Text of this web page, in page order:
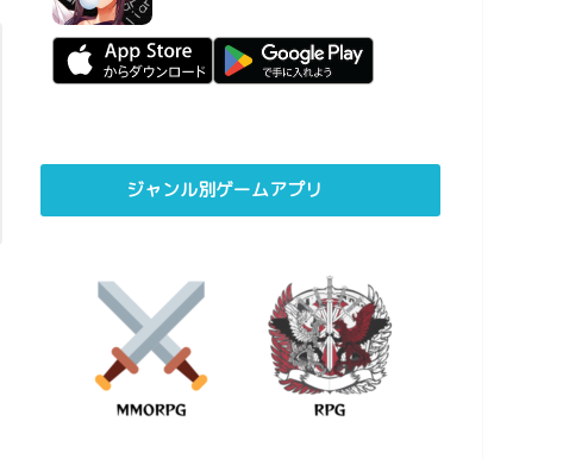
ジャンル別ゲームアプリ